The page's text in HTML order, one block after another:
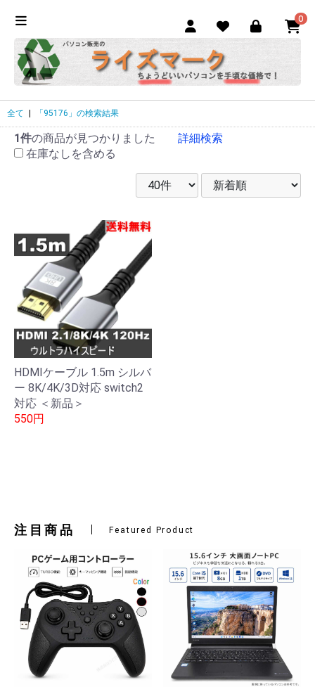
0
全て 「95176」の検索結果
1件の商品が見つかりました
詳細検索
在庫なしを含める
HDMIケーブル 1.5m シルバ
ー 8K/4K/3D対応 switch2
対応 ＜新品＞
550円
注目商品 Featured Product